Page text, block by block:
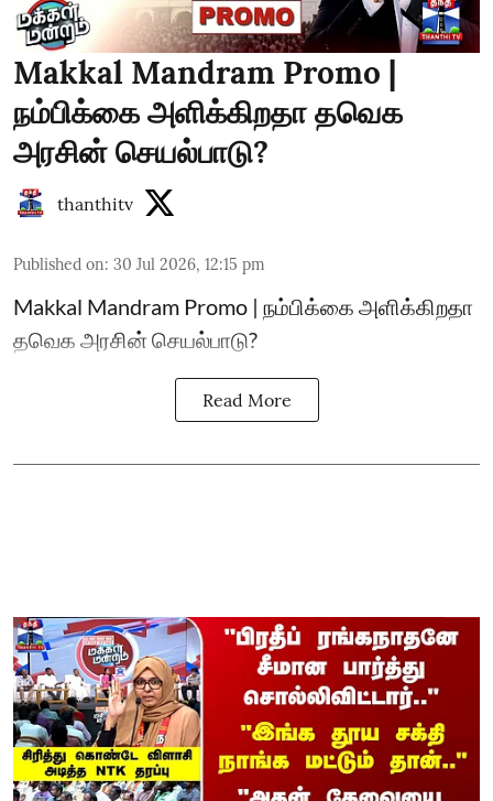
Makkal Mandram Promo |
நம்பிக்கை அளிக்கிறதா தவெக
அரசின் செயல்பாடு?
thanthitv
Published on: 30 Jul 2026, 12:15 pm
Makkal Mandram Promo | நம்பிக்கை அளிக்கிறதா
தவெக அரசின் செயல்பாடு?
Read More